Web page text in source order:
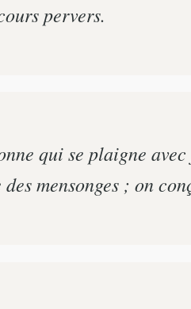
pervers.
qui se plaigne
mensonges ; on